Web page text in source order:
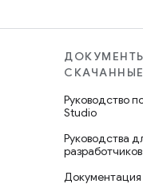
Руководство
Studio
Руководства
разработчиков
Документация